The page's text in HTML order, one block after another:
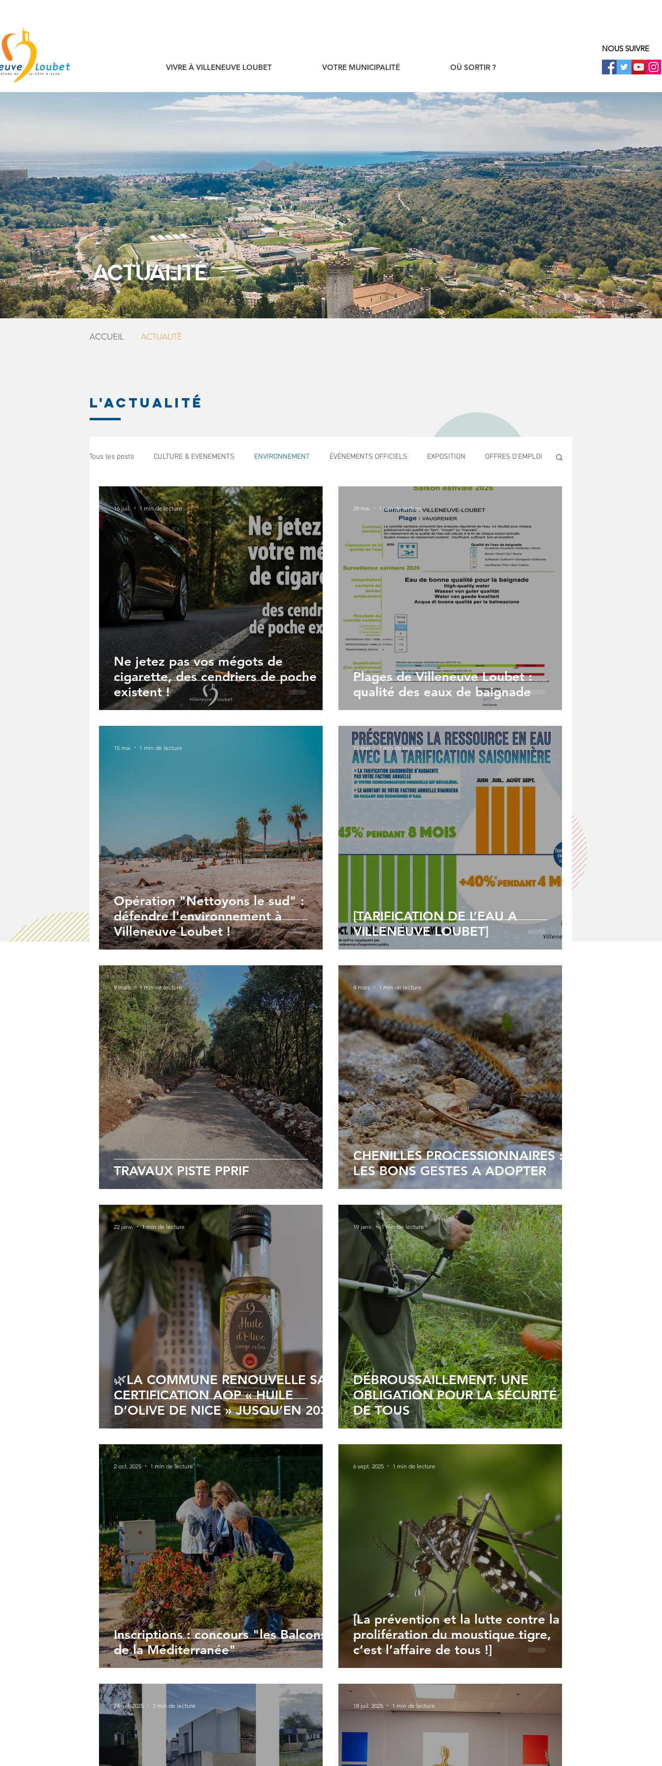
VIVRE À VILLENEUVE LOUBET VOTRE MUNICIPALITÉ OÙ SORTIR ?
NOUS SUIVRE
ACTUALITÉ
ACCUEIL ACTUALITÉ
L'ACTUALITÉ
Tous les posts CULTURE & EVENEMENTS ENVIRONNEMENT ÉVÉNEMENTS OFFICIELS EXPOSITION OFFRES D'EMPLOI
POLITIQUE SPECTACLE SPORT TRAVAUX JEUNESSE
ECO MOBILITE PETITE ENFANCE TOURISME ARCHIVES ET PATRIMOINE Instruction Publique & Familles
PRESSE TRANSPORT SENIORS Activité culture & musique FETES & MANIFESTATIONS SECURITE
HANDICAP CENTRE DE LOISIRS PREVENTION DE LA DELINQUANCE ECAM
Science
Ne jetez pas vos mégots de
cigarette, des cendriers de poche
existent !
16 juil. 1 min de lecture
Plages de Villeneuve Loubet :
qualité des eaux de baignade
28 mai 1 min de lecture
Opération "Nettoyons le sud" :
défendre l'environnement à
Villeneuve Loubet !
15 mai 1 min de lecture
[TARIFICATION DE L’EAU A
VILLENEUVE LOUBET]
11 mai 1 min de lecture
TRAVAUX PISTE PPRIF
9 mars 1 min de lecture
CHENILLES PROCESSIONNAIRES :
LES BONS GESTES A ADOPTER
4 mars 1 min de lecture
🌿LA COMMUNE RENOUVELLE SA
CERTIFICATION AOP « HUILE
D’OLIVE DE NICE » JUSQU’EN 2031
22 janv. 1 min de lecture
DÉBROUSSAILLEMENT: UNE
OBLIGATION POUR LA SÉCURITÉ
DE TOUS
19 janv. 1 min de lecture
Inscriptions : concours "les Balcons
de la Méditerranée"
2 oct. 2025 1 min de lecture
[La prévention et la lutte contre la
prolifération du moustique tigre,
c’est l’affaire de tous !]
6 sept. 2025 1 min de lecture
24 juil. 2025 2 min de lecture 18 juil. 2025 1 min de lecture